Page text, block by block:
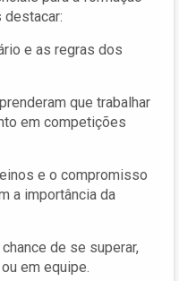
destacar:
e as regras dos
que trabalhar
em competições
e o compromisso
a importância da
de se superar,
em equipe.